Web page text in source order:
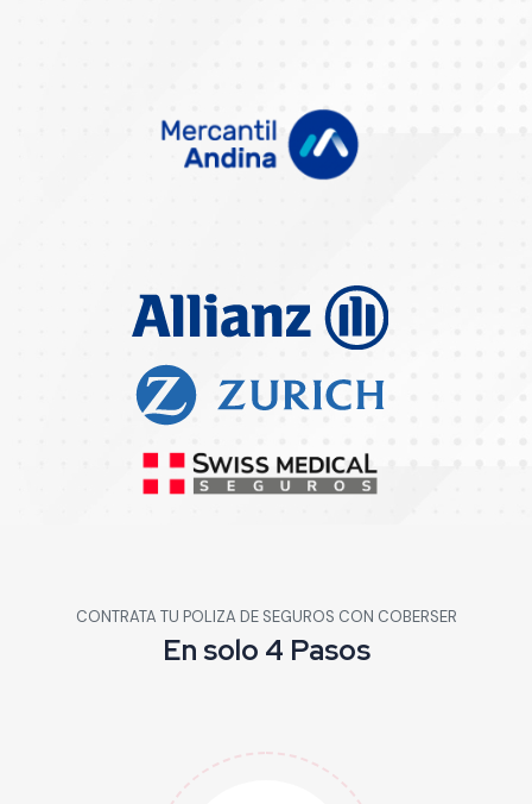
CONTRATA TU POLIZA DE SEGUROS CON COBERSER
En solo 4 Pasos